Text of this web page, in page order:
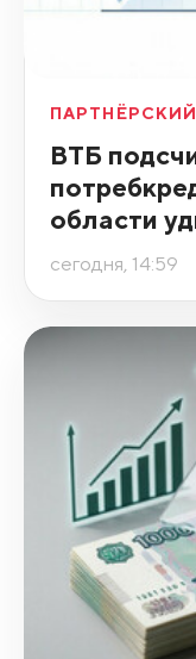
ВТБ
области
сегодня, 14:59